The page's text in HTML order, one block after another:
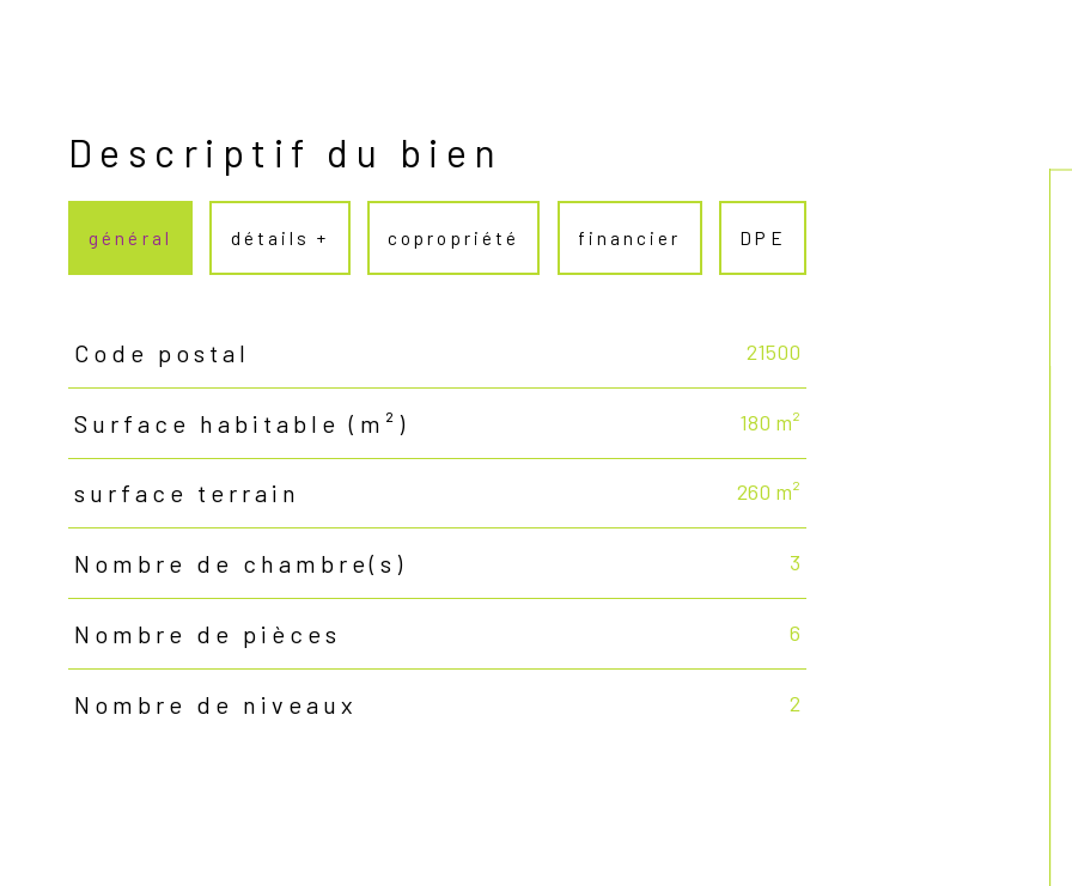
Descriptif du bien
général détails + copropriété financier DPE
TRAD_PAMPERO_Caracteristique
Code postal 21500
Surface habitable (m²) 180 m²
surface terrain 260 m²
Nombre de chambre(s) 3
Nombre de pièces 6
Nombre de niveaux 2